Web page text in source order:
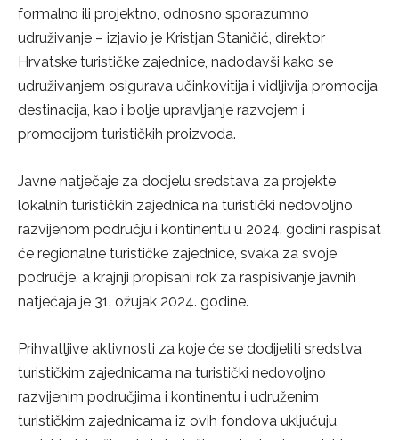
formalno ili projektno, odnosno sporazumno
udruživanje – izjavio je Kristjan Staničić, direktor
Hrvatske turističke zajednice, nadodavši kako se
udruživanjem osigurava učinkovitija i vidljivija promocija
destinacija, kao i bolje upravljanje razvojem i
promocijom turističkih proizvoda.
Javne natječaje za dodjelu sredstava za projekte
lokalnih turističkih zajednica na turistički nedovoljno
razvijenom području i kontinentu u 2024. godini raspisat
će regionalne turističke zajednice, svaka za svoje
područje, a krajnji propisani rok za raspisivanje javnih
natječaja je 31. ožujak 2024. godine.
Prihvatljive aktivnosti za koje će se dodijeliti sredstva
turističkim zajednicama na turistički nedovoljno
razvijenim područjima i kontinentu i udruženim
turističkim zajednicama iz ovih fondova uključuju